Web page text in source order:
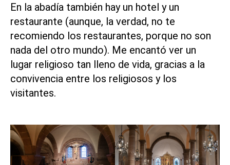
En la abadía también hay un hotel y un
restaurante (aunque, la verdad, no te
recomiendo los restaurantes, porque no son
nada del otro mundo). Me encantó ver un
lugar religioso tan lleno de vida, gracias a la
convivencia entre los religiosos y los
visitantes.